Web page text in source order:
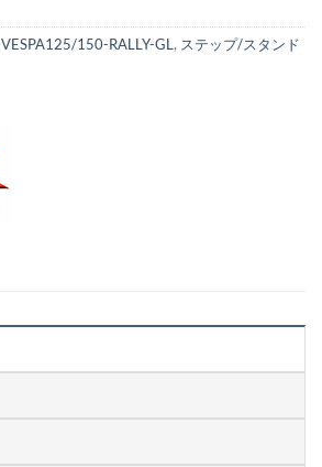
VESPA125/150-RALLY-GL, ステップ/スタンド